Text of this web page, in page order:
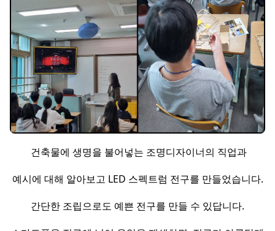
건축물에 생명을 불어넣는 조명디자이너의 직업과
예시에 대해 알아보고 LED 스펙트럼 전구를 만들었습니다.
간단한 조립으로도 예쁜 전구를 만들 수 있답니다.